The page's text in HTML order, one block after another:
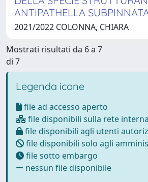
ANTIPATHELLA
2021/2022 COLONNA, CHIARA
Mostrati risultati da 6 a 7
di 7
Legenda icone
file ad accesso aperto
file disponibili sulla rete interna
file disponibili agli utenti
file disponibili solo agli
file sotto embargo
nessun file disponibile